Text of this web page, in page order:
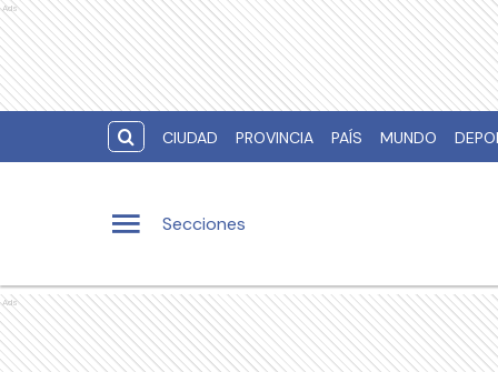
Ads
CIUDAD PROVINCIA PAÍS MUNDO
Secciones
Ads